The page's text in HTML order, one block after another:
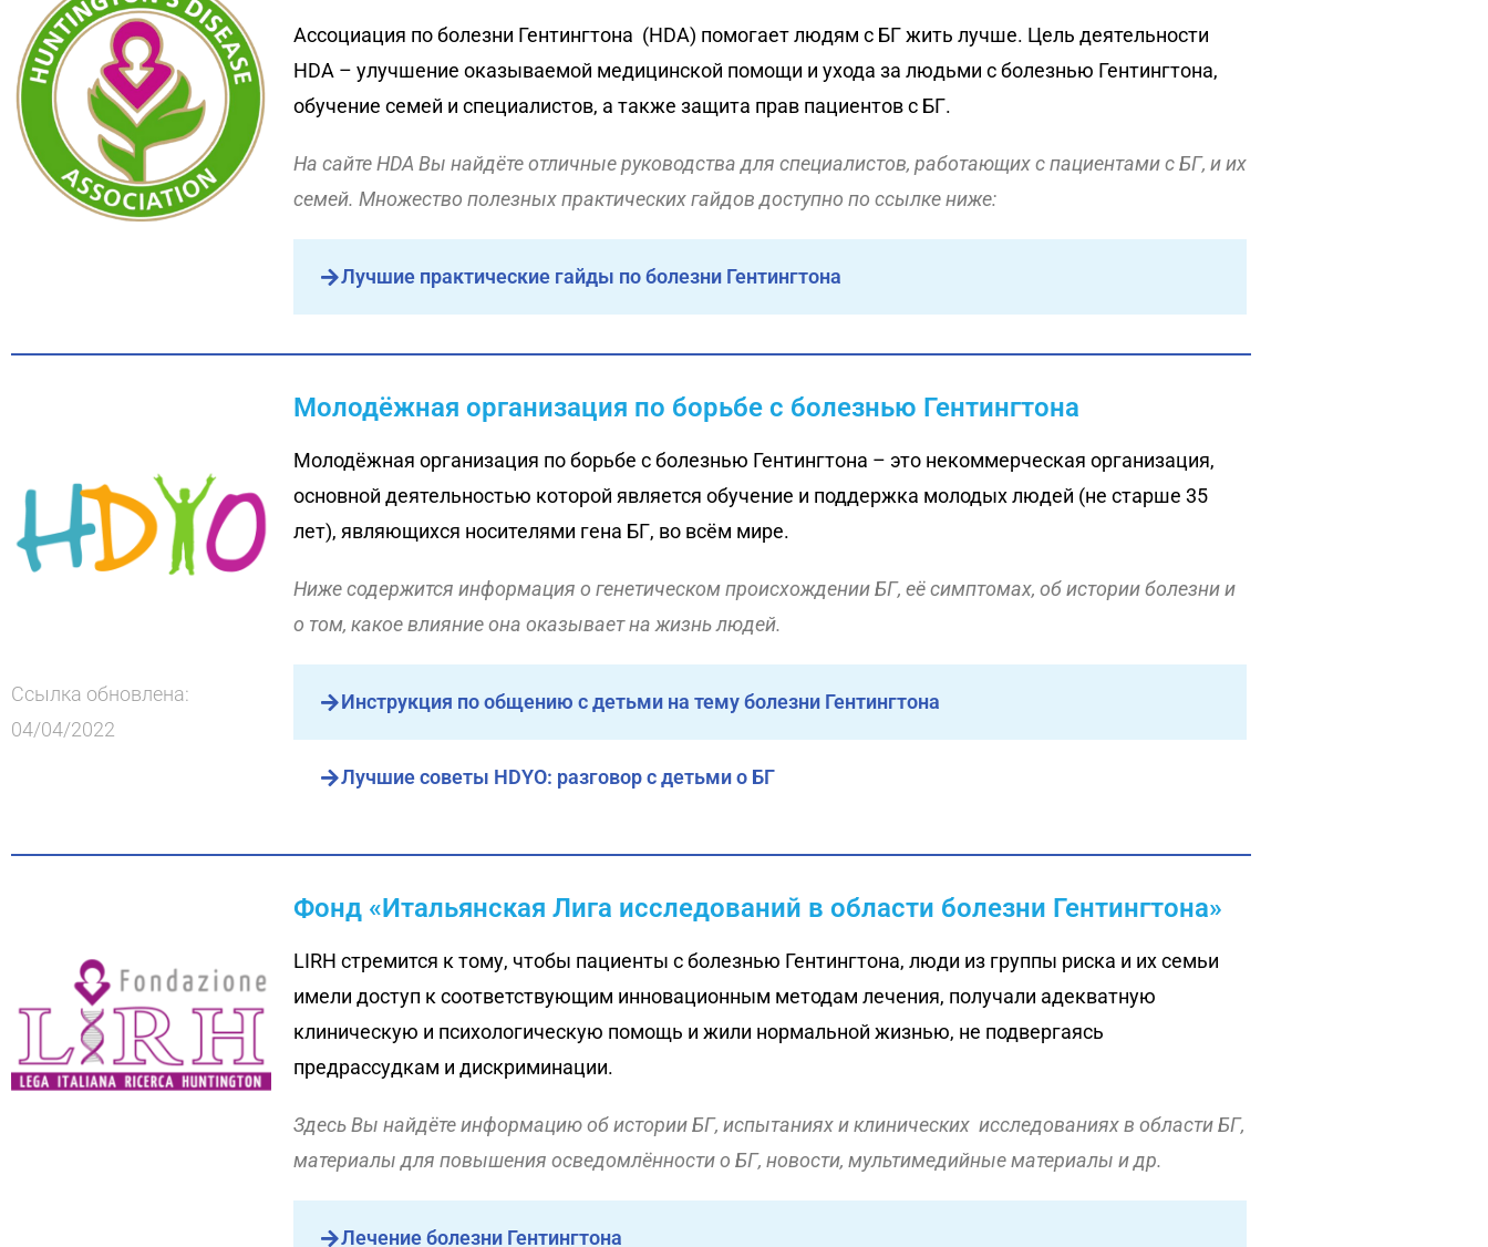
Ассоциация по болезни Гентингтона (HDA) помогает людям с БГ жить лучше. Цель деятельности
HDA – улучшение оказываемой медицинской помощи и ухода за людьми с болезнью Гентингтона,
обучение семей и специалистов, а также защита прав пациентов с БГ.
На сайтеHDA Вы найдёте отличные руководства для специалистов, работающих с пациентами с БГ, и их
семей. Множество полезных практических гайдов доступно по ссылке ниже:
Лучшие практические гайды по болезни Гентингтона
Ссылка обновлена:
04/04/2022
Молодёжная организация по борьбе с болезнью Гентингтона
Молодёжная организация по борьбе с болезнью Гентингтона – это некоммерческая организация,
основной деятельностью которой является обучение и поддержка молодых людей (не старше 35
лет), являющихся носителями гена БГ, во всём мире.
Ниже содержится информация о генетическом происхождении БГ, её симптомах, об истории болезни и
о том, какое влияние она оказывает на жизнь людей.
Инструкция по общению с детьми на тему болезни Гентингтона
Лучшие советы HDYO: разговор с детьми о БГ
Фонд «Итальянская Лига исследований в области болезни Гентингтона»
LIRH стремится к тому, чтобы пациенты с болезнью Гентингтона, люди из группы риска и их семьи
имели доступ к соответствующим инновационным методам лечения, получали адекватную
клиническую и психологическую помощь и жили нормальной жизнью, не подвергаясь
предрассудкам и дискриминации.
Здесь Вы найдёте информацию об истории БГ, испытаниях и клинических исследованиях в области БГ,
материалы для повышения осведомлённости о БГ, новости, мультимедийные материалы и др.
Лечение болезни Гентингтона